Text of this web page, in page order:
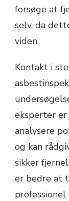
forsøge at
selv, da
viden.
Kontakt i
eksperter
analysere
og kan
sikker
er bedre at